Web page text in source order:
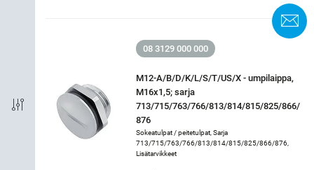
08 3129 000 000
M12-A/B/D/K/L/S/T/US/X - umpilaippa,
M16x1,5; sarja
713/715/763/766/813/814/815/825/866/
876
Sokeatulpat / peitetulpat, Sarja
713/715/763/766/813/814/815/825/866/876,
Lisätarvikkeet